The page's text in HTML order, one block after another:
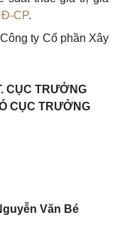
CP.
ty Cổ phần Xây
CỤC TRƯỞNG
CỤC TRƯỞNG
Văn Bé